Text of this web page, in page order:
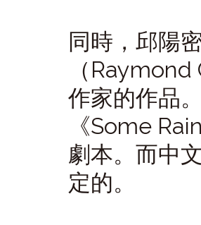
同時，邱陽
（
作家的作品
《Some
劇本。而中
定的。